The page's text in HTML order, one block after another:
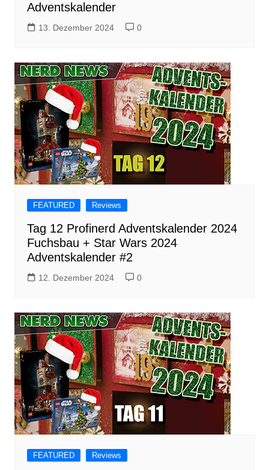
Adventskalender
13. Dezember 2024 0
FEATURED Reviews
Tag 12 Profinerd Adventskalender 2024
Fuchsbau + Star Wars 2024
Adventskalender #2
12. Dezember 2024 0
FEATURED Reviews